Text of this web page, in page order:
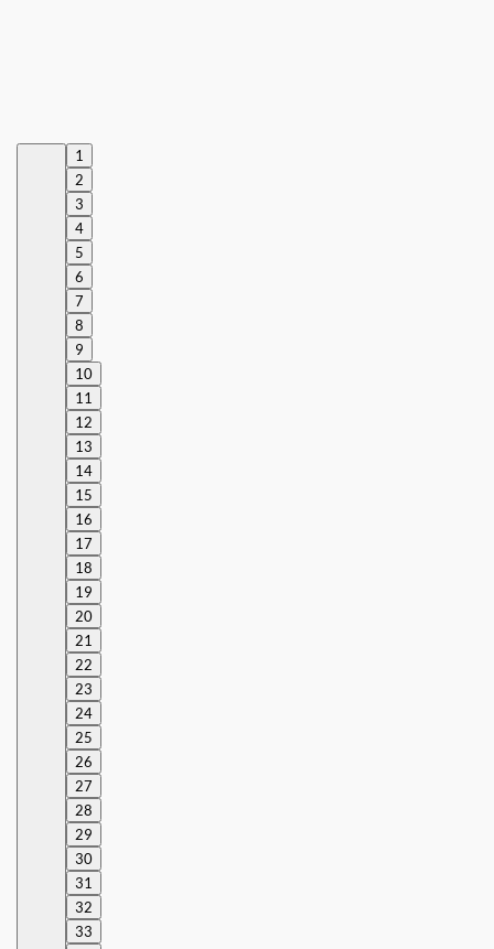
1
2
3
4
5
6
7
8
9
10
11
12
13
14
15
16
17
18
19
20
21
22
23
24
25
26
27
28
29
30
31
32
33